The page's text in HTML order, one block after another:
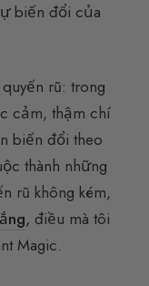
biến đổi của
rũ: trong
cảm, thậm chí
biến đổi theo
thành những
rũ không kém,
, điều mà tôi
Magic.